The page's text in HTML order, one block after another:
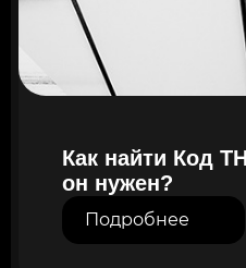
Как найти Код
он нужен?
Подробнее